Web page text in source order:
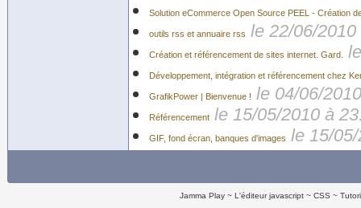
Solution eCommerce Open Source PEEL - Création
outils rss et annuaire rss le 22/06/2010
Création et référencement de sites internet. Gard.
Développement, intégration et référencement chez
GrafikPower | Bienvenue ! le 04/06/
Référencement le 15/05/2010 à
GIF, fond écran, banques d'images le 15/
Jamma Play L'éditeur javascript CSS